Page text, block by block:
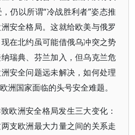
仍以所谓“冷战胜利者”姿态推
安全格局。这就给欧美与俄罗
在北约虽可能借俄乌冲突之势
瑞典、芬兰加入，但乌克兰危
安全问题远未解决，如何处理
洲国家面临的头号安全难题。
欧洲安全格局发生三大变化：
支欧洲最大力量之间的关系走